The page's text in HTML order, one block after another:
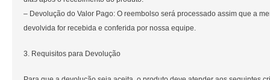
– Devolução do Valor Pago: O reembolso será processado assim que a
devolvida for recebida e conferida por nossa equipe.
3. Requisitos para Devolução